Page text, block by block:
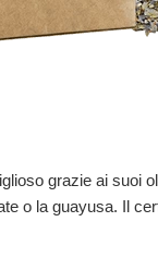
grazie ai suoi
o la guayusa. Il